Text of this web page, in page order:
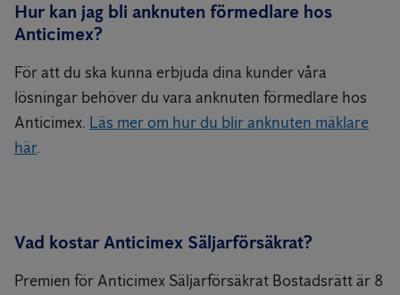
Hur kan jag bli anknuten förmedlare hos
Anticimex?
För att du ska kunna erbjuda dina kunder våra
lösningar behöver du vara anknuten förmedlare hos
Anticimex. Läs mer om hur du blir anknuten mäklare
här.
Vad kostar Anticimex Säljarförsäkrat?
Premien för Anticimex Säljarförsäkrat Bostadsrätt är 8